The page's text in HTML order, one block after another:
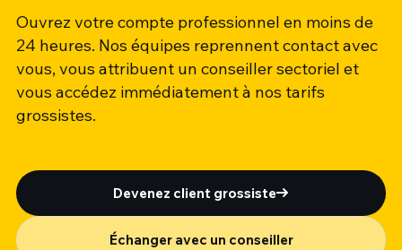
Ouvrez votre compte professionnel en moins de
24 heures. Nos équipes reprennent contact avec
vous, vous attribuent un conseiller sectoriel et
vous accédez immédiatement à nos tarifs
grossistes.
Devenez client grossiste
Échanger avec un conseiller